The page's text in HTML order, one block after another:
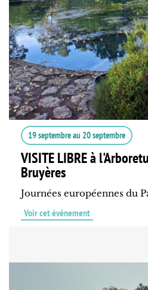
19 septembreau 20 septembre
VISITE LIBRE à
Bruyères
Journées européennes du
Voir cet événement